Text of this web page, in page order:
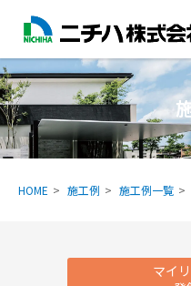
HOME 施工例 施工例一覧
マイ